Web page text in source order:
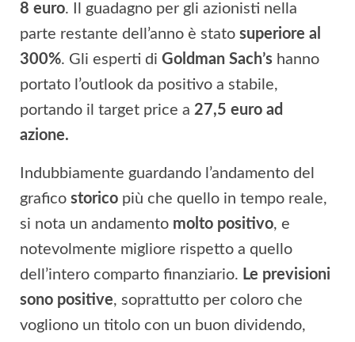
8 euro. Il guadagno per gli azionisti nella
parte restante dell’anno è stato superiore al
300%. Gli esperti di Goldman Sach’s hanno
portato l’outlook da positivo a stabile,
portando il target price a 27,5 euro ad
azione.
Indubbiamente guardando l’andamento del
grafico storico più che quello in tempo reale,
si nota un andamento molto positivo, e
notevolmente migliore rispetto a quello
dell’intero comparto finanziario. Le previsioni
sono positive, soprattutto per coloro che
vogliono un titolo con un buon dividendo,